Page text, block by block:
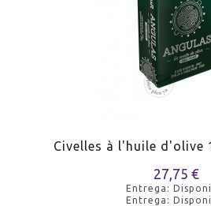
Civelles à l'huile d'olive
27,75 €
Entrega:
Entrega: